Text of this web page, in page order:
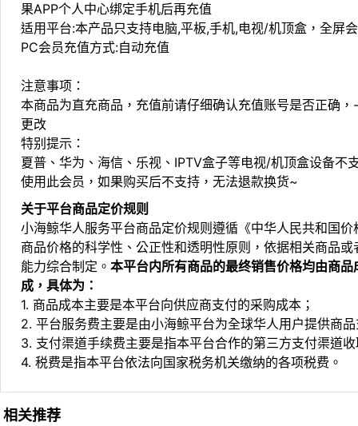
果APP个人中心绑定手机后再充值
适用平台:本产品只支持电脑,平板,手机,电视/机顶盒，全屏
PC会员充值方式:自动充值
注意事项：
本商品为直充商品，充值前请仔细确认充值账号是否正确
更改
特别提示：
夏普、华为、海信、乐视、IPTV盒子等电视/机顶盒设备不
使用此会员，如果购买后不支持，无法退款换货~
关于平台商品定价规则
小海鲸华人服务平台商品定价规则遵循《中华人民共和国
商品价格的科学性、公正性和透明性原则，依据相关商品
能力综合制定。 本平台内所有商品的最终销售价格均由商
成，具体为：
1. 商品成本主要是本平台向供应商支付的采购成本；
2. 平台服务费主要是由小海鲸平台为全球华人用户提供商
3. 支付渠道手续费主要是指本平台合作的第三方支付渠道
4. 税费是指本平台依法向国家税务机关缴纳的各项税费。
相关推荐